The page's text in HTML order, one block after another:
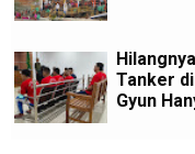
Tanker
Gyun